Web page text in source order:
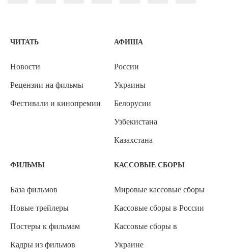
ЧИТАТЬ
Новости
Рецензии на фильмы
Фестивали и кинопремии
АФИША
России
Украины
Белорусии
Узбекистана
Казахстана
ФИЛЬМЫ
База фильмов
Новые трейлеры
Постеры к фильмам
Кадры из фильмов
КАССОВЫЕ СБОРЫ
Мировые кассовые сборы
Кассовые сборы в России
Кассовые сборы в
Украине